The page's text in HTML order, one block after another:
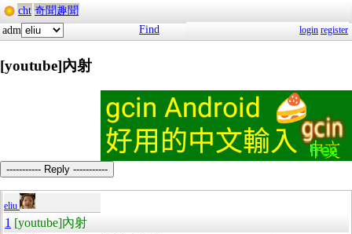
cht 奇聞趣聞
adm
Find login register
[youtube]內射
----------- Reply -----------
eliu
1 [youtube]內射